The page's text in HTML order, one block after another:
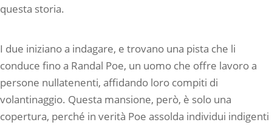
questa storia.
I due iniziano a indagare, e trovano una pista che li
conduce fino a Randal Poe, un uomo che offre lavoro a
persone nullatenenti, affidando loro compiti di
volantinaggio. Questa mansione, però, è solo una
copertura, perché in verità Poe assolda individui indigenti